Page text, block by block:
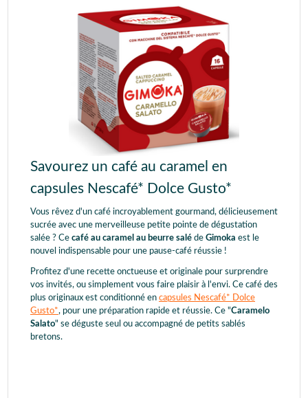
Savourez un café au caramel en
capsules Nescafé* Dolce Gusto*
Vous rêvez d'un café incroyablement gourmand, délicieusement
sucrée avec une merveilleuse petite pointe de dégustation
salée ? Ce café au caramel au beurre salé de Gimoka est le
nouvel indispensable pour une pause-café réussie !
Profitez d'une recette onctueuse et originale pour surprendre
vos invités, ou simplement vous faire plaisir à l'envi. Ce café des
plus originaux est conditionné en capsules Nescafé* Dolce
Gusto*, pour une préparation rapide et réussie. Ce "Caramelo
Salato" se déguste seul ou accompagné de petits sablés
bretons.